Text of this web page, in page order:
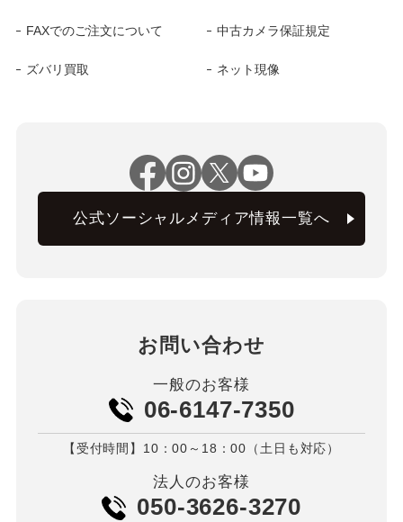
FAXでのご注文について 中古カメラ保証規定
ズバリ買取 ネット現像
公式ソーシャルメディア情報一覧へ
お問い合わせ
一般のお客様
06-6147-7350
【受付時間】10：00～18：00（土日も対応）
法人のお客様
050-3626-3270